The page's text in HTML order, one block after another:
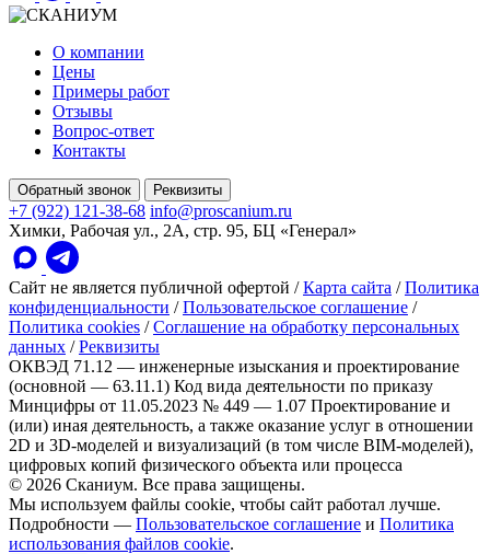
О компании
Цены
Примеры работ
Отзывы
Вопрос-ответ
Контакты
Обратный звонок Реквизиты
+7 (922) 121-38-68 info@proscanium.ru
Химки, Рабочая ул., 2А, стр. 95, БЦ «Генерал»
Сайт не является публичной офертой / Карта сайта / Политика
конфиденциальности / Пользовательское соглашение /
Политика cookies / Соглашение на обработку персональных
данных / Реквизиты
ОКВЭД 71.12 — инженерные изыскания и проектирование
(основной — 63.11.1) Код вида деятельности по приказу
Минцифры от 11.05.2023 № 449 — 1.07 Проектирование и
(или) иная деятельность, а также оказание услуг в отношении
2D и 3D-моделей и визуализаций (в том числе BIM-моделей),
цифровых копий физического объекта или процесса
© 2026 Сканиум. Все права защищены.
Мы используем файлы cookie, чтобы сайт работал лучше.
Подробности — Пользовательское соглашение и Политика
использования файлов cookie.